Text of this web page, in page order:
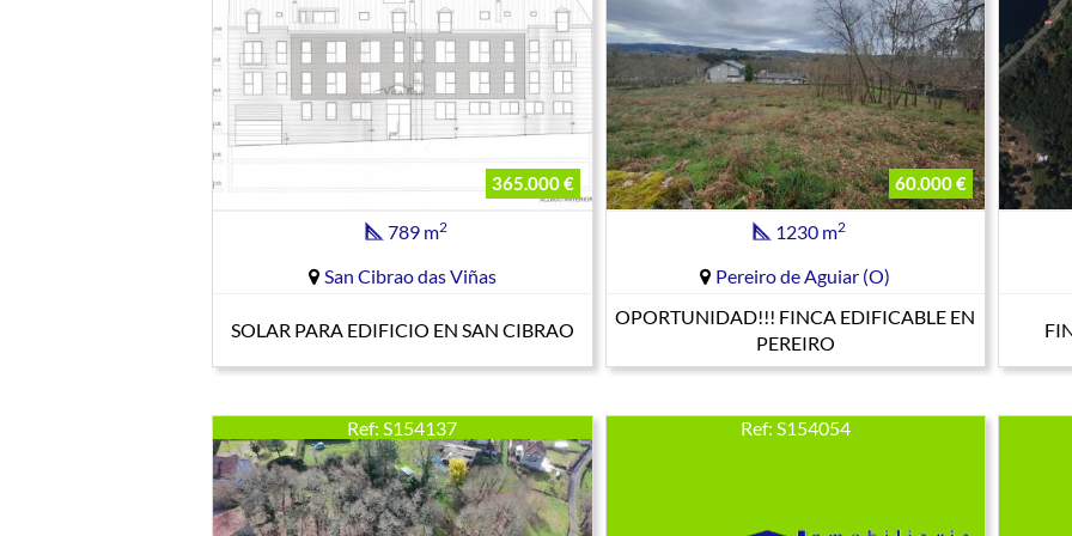
365.000 €
789 m2
San Cibrao das Viñas
SOLAR PARA EDIFICIO EN SAN CIBRAO
60.000 €
1230 m2
Pereiro de Aguiar (O)
OPORTUNIDAD!!! FINCA EDIFICABLE EN
PEREIRO
Ref: S154137 Ref: S154054